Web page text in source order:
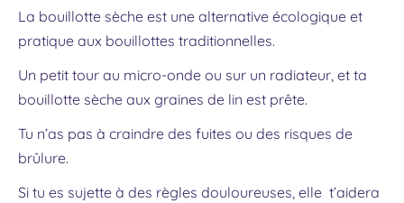
La bouillotte sèche est une alternative écologique et
pratique aux bouillottes traditionnelles.
Un petit tour au micro-onde ou sur un radiateur, et ta
bouillotte sèche aux graines de lin est prête.
Tu n’as pas à craindre des fuites ou des risques de
brûlure.
Si tu es sujette à des règles douloureuses, elle t’aidera